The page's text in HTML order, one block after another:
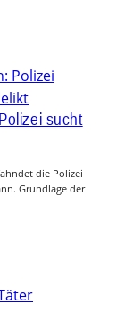
sucht
die Polizei
Grundlage der